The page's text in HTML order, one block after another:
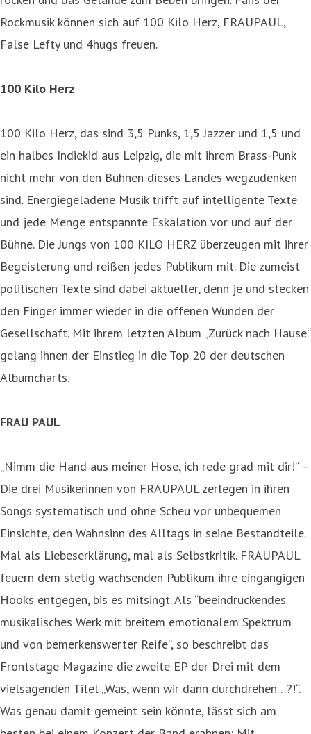
Rockmusik können sich auf 100 Kilo Herz, FRAUPAUL,
False Lefty und 4hugs freuen.
100 Kilo Herz
100 Kilo Herz, das sind 3,5 Punks, 1,5 Jazzer und 1,5 und
ein halbes Indiekid aus Leipzig, die mit ihrem Brass-Punk
nicht mehr von den Bühnen dieses Landes wegzudenken
sind. Energiegeladene Musik trifft auf intelligente Texte
und jede Menge entspannte Eskalation vor und auf der
Bühne. Die Jungs von 100 KILO HERZ überzeugen mit ihrer
Begeisterung und reißen jedes Publikum mit. Die zumeist
politischen Texte sind dabei aktueller, denn je und stecken
den Finger immer wieder in die offenen Wunden der
Gesellschaft. Mit ihrem letzten Album „Zurück nach Hause“
gelang ihnen der Einstieg in die Top 20 der deutschen
Albumcharts.
FRAU PAUL
„Nimm die Hand aus meiner Hose, ich rede grad mit dir!“ –
Die drei Musikerinnen von FRAUPAUL zerlegen in ihren
Songs systematisch und ohne Scheu vor unbequemen
Einsichte, den Wahnsinn des Alltags in seine Bestandteile.
Mal als Liebeserklärung, mal als Selbstkritik. FRAUPAUL
feuern dem stetig wachsenden Publikum ihre eingängigen
Hooks entgegen, bis es mitsingt. Als “beeindruckendes
musikalisches Werk mit breitem emotionalem Spektrum
und von bemerkenswerter Reife”, so beschreibt das
Frontstage Magazine die zweite EP der Drei mit dem
vielsagenden Titel „Was, wenn wir dann durchdrehen…?!“.
Was genau damit gemeint sein könnte, lässt sich am